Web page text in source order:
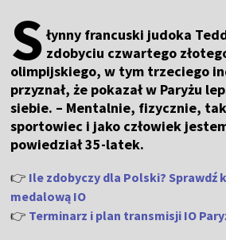
S łynny francuski judoka
zdobyciu czwartego
olimpijskiego, w tym trzeciego
przyznał, że pokazał w Paryżu
siebie. – Mentalnie, fizycznie,
sportowiec i jako człowiek
powiedział 35-latek.
👉 Ile zdobyczy dla Polski? Sprawdź
medalową IO
👉 Terminarz i plan transmisji IO